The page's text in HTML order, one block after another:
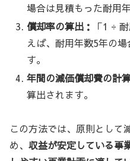
場合は見積もった耐用
償却率の算出：
「1 ÷
えば、耐用年数5年の
す。
年間の減価償却費の計
算出されます。
この方法では、原則として
め、 収益が安定している事